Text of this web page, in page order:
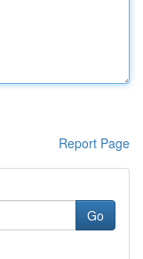
Report Page
Go